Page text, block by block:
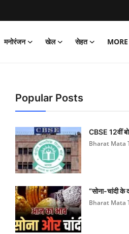
मनोरंजन खेल सेहत
MORE
Popular Posts
CBSE 12वीं
Bharat Mata
“सोना-चांदी के
Bharat Mata